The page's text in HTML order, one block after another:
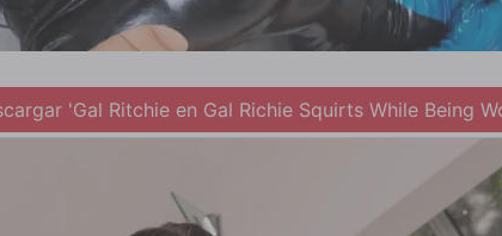
'Gal Ritchie en Gal Richie Squirts While Being